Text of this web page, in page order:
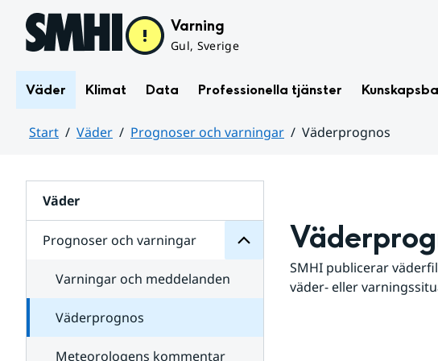
Hoppa till sidans innehåll Varning
Gul, Sverige
Väder Klimat Data Professionella tjänster
Start Väder Prognoser och varningar
Väderprognos
Väder
Prognoser och varningar
för
varningar
Varningar och meddelanden
Väderprognos
Meteorologens kommentar
SMHI publicerar
väder- eller